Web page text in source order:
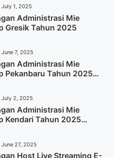
July 1, 2025
Administrasi Mie
Gresik Tahun 2025
June 7, 2025
Administrasi Mie
Pekanbaru Tahun 2025
July 2, 2025
Administrasi Mie
Kendari Tahun 2025
June 27, 2025
Host Live Streaming E-